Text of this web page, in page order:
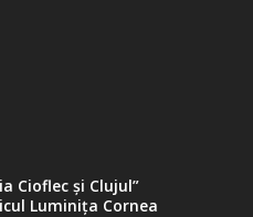
Cioflec și Clujul”
Luminița Cornea